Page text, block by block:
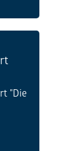
"Die